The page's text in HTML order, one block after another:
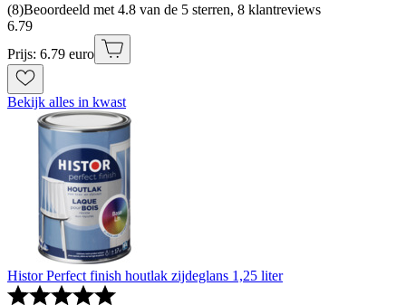
(8)Beoordeeld met 4.8 van de 5 sterren, 8 klantreviews
6.79
Prijs: 6.79 euro
Bekijk alles in kwast
Histor Perfect finish houtlak zijdeglans 1,25 liter